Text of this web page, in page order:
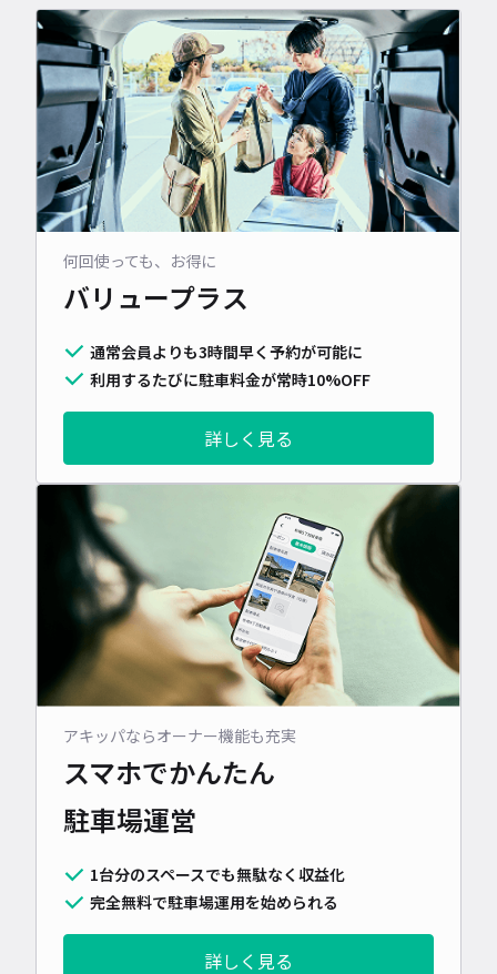
何回使っても、お得に
バリュープラス
通常会員よりも3時間早く予約が可能に
利用するたびに駐車料金が常時10%OFF
詳しく見る
アキッパならオーナー機能も充実
スマホでかんたん
駐車場運営
1台分のスペースでも無駄なく収益化
完全無料で駐車場運用を始められる
詳しく見る